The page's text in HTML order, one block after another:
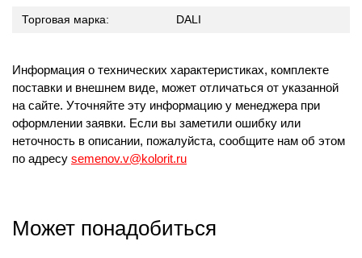
Торговая марка: DALI
Информация о технических характеристиках, комплекте
поставки и внешнем виде, может отличаться от указанной
на сайте. Уточняйте эту информацию у менеджера при
оформлении заявки. Если вы заметили ошибку или
неточность в описании, пожалуйста, сообщите нам об этом
по адресу semenov.v@kolorit.ru
Может понадобиться